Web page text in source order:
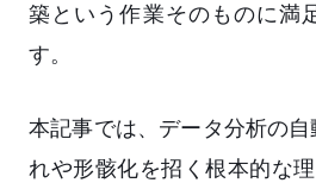
築という作業そのものに満
す。
本記事では、データ分析の
れや形骸化を招く根本的な